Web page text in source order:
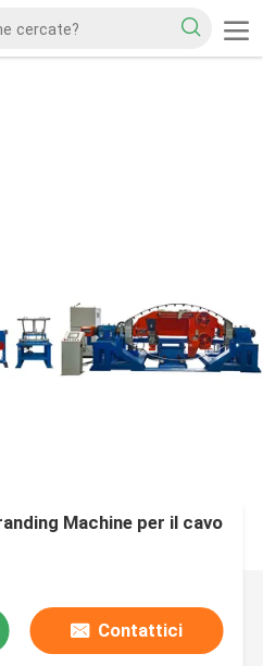
Machine per il cavo
Contattici